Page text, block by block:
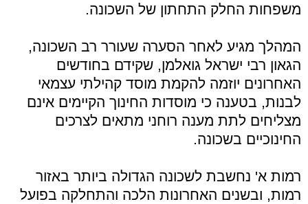
משפחות החלק התחתון של השכונה.
המהלך מגיע לאחר הסערה שעורר רב השכונה,
הגאון רבי ישראל גואלמן, שקידם בחודשים
האחרונים יוזמה להקמת מוסד קהילתי עצמאי
לבנות, בטענה כי מוסדות החינוך הקיימים אינם
מצליחים לתת מענה רוחני מתאים לצרכים
החינוכיים בשכונה.
רמות א' נחשבת לשכונה הגדולה ביותר באזור
רמות, ובשנים האחרונות הלכה והתחלקה בפועל